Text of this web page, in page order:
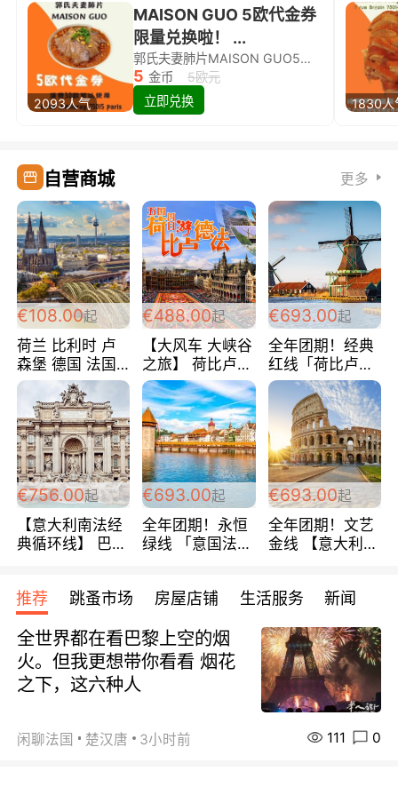
2093人气
MAISON GUO 5欧代金券
限量兑换啦！ ...
郭氏夫妻肺片MAISON GUO5欧代金券限量兑换啦！
5 金币
5欧元
立即兑换
1830人
自营商城 更多
€108.00起
荷兰 比利时 卢
森堡 德国 法国
超爽玩遍西欧 循
环线 全程四星宾
馆 108欧/人/天
€488.00起
【大风车 大峡谷
之旅】 荷比卢德
法 巴黎上下 经
典五国四日游
488欧/人
€693.00起
全年团期！经典
红线「荷比卢德
法」七天循环 五
国 仅售99欧/人/
天！巴黎上下！
包拼房~
€756.00起
【意大利南法经
典循环线】 巴黎
宾馆 108欧/天起
全程756欧/位
€693.00起
全年团期！永恒
绿线 「意国法
欧/天起 ~包拼房
€693.00起
全年团期！文艺
金线 【意大利一
每周铁发！
推荐 跳蚤市场 房屋店铺 生活服务 新闻
全世界都在看巴黎上空的烟
火。但我更想带你看看 烟花
之下，这六种人
闲聊法国 楚汉唐 3小时前 111 0